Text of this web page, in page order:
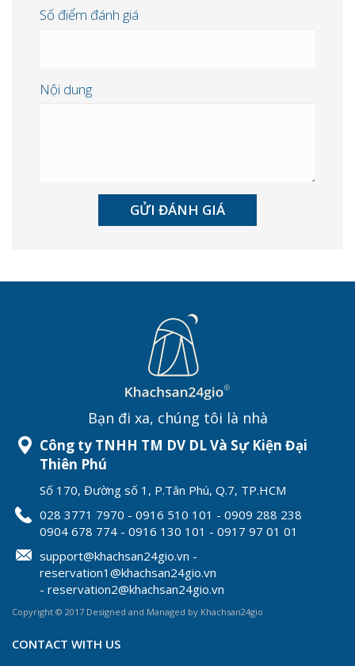
Số điểm đánh giá
Nội dung
Bạn đi xa, chúng tôi là nhà
Công ty TNHH TM DV DL Và Sự Kiện Đại
Thiên Phú
Số 170, Đường số 1, P.Tân Phú, Q.7, TP.HCM
028 3771 7970 - 0916 510 101 - 0909 288 238
0904 678 774 - 0916 130 101 - 0917 97 01 01
support@khachsan24gio.vn -
reservation1@khachsan24gio.vn
- reservation2@khachsan24gio.vn
Copyright © 2017 Designed and Managed by Khachsan24gio
CONTACT WITH US